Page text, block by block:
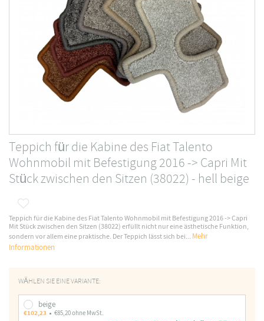
Teppich für die Kabine des Fiat Talento
Wohnmobil mit Befestigung 2016 -> Capri Mit
Stück zwischen den Sitzen (38022) - hell beige
Teppich für die Kabine des Fiat Talento Wohnmobil mit Befestigung 2016 -> Capri
Mit Stück zwischen den Sitzen (38022) erfüllt nicht nur eine ästhetische Funktion,
sondern vor allem eine praktische. Der Teppich lässt sich bei... Mehr
Informationen
WÄHLEN SIE EINE VARIANTE:
beige
€102,23
€85,20 ohne MwSt.